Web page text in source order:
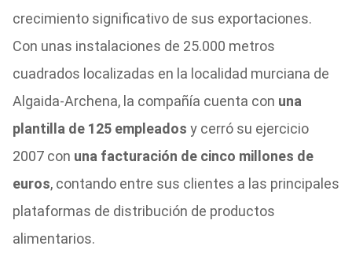
crecimiento significativo de sus exportaciones.
Con unas instalaciones de 25.000 metros
cuadrados localizadas en la localidad murciana de
Algaida-Archena, la compañía cuenta con una
plantilla de 125 empleados y cerró su ejercicio
2007 con una facturación de cinco millones de
euros, contando entre sus clientes a las principales
plataformas de distribución de productos
alimentarios.